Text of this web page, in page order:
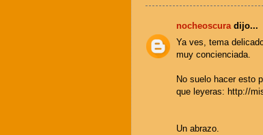
nocheoscura dijo...
Ya ves, tema
muy concienciada.
No suelo hacer esto
que leyeras: http://
Un abrazo.